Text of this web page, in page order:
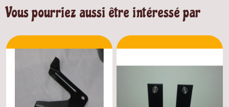
Vous pourriez aussi être intéressé par